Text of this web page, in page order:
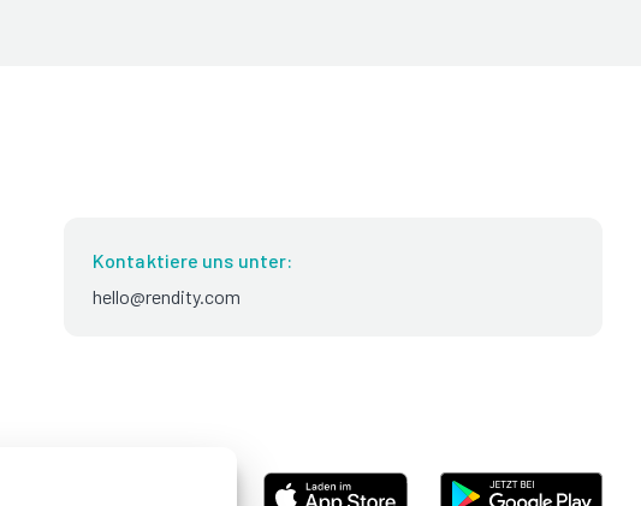
Kontaktiere uns unter:
hello@rendity.com